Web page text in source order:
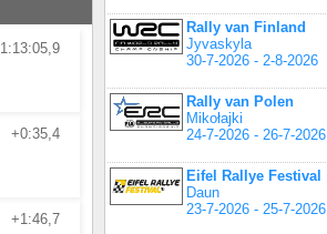
1:13:05,9
+0:35,4
+1:46,7
Rally van Finland
Jyvaskyla
30-7-2026 - 2-8-2026
Rally van Polen
Mikołajki
24-7-2026 - 26-7-2026
Eifel Rallye Festival
Daun
23-7-2026 - 25-7-2026